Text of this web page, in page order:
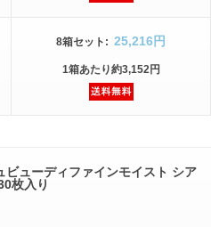
8箱セット : 25,216円
1箱あたり約3,152円
ビューディファインモイスト シア
枚入り